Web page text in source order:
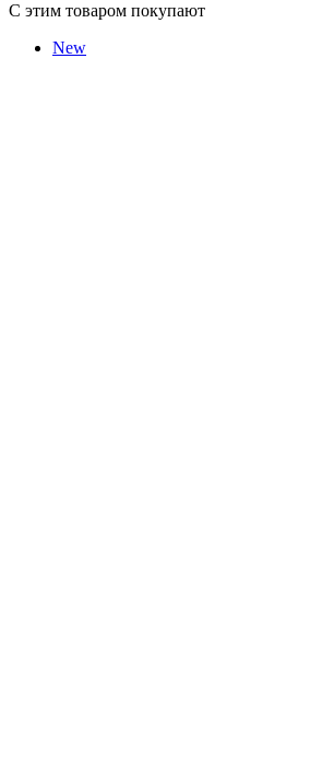
С этим товаром покупают
New